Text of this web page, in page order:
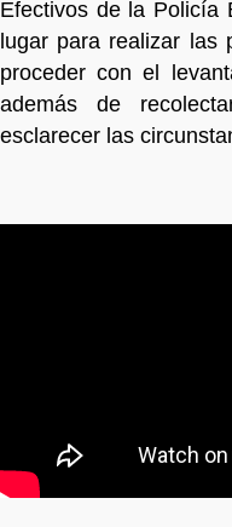
Efectivos de la Policía
lugar para realizar las
proceder con el
además de
esclarecer las